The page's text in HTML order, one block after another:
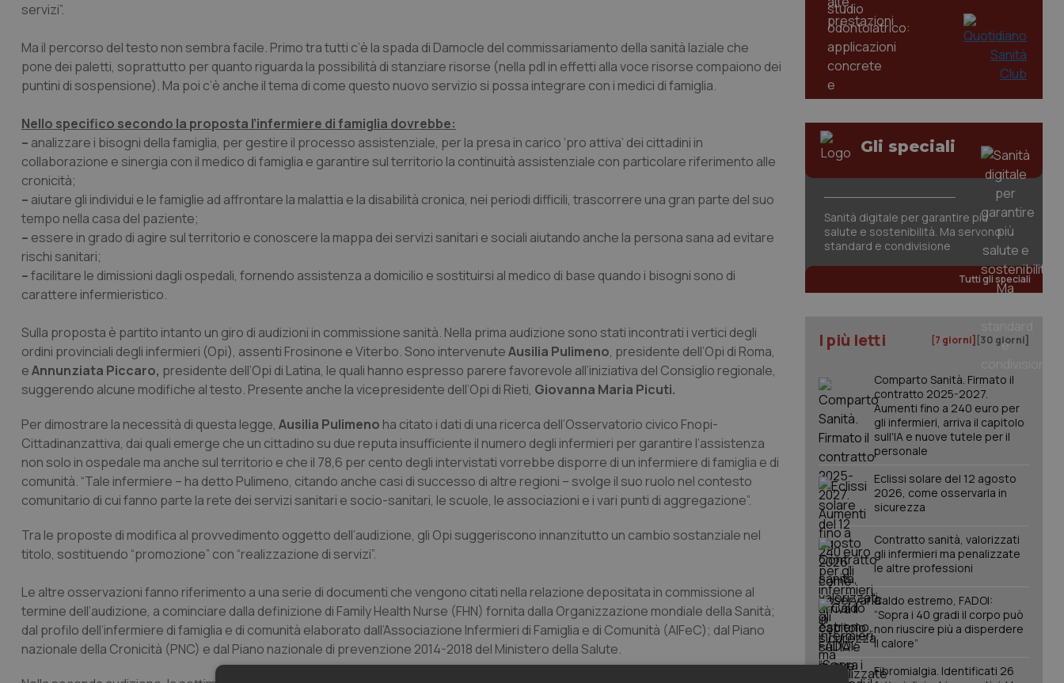
servizi”.
Ma il percorso del testo non sembra facile. Primo tra tutti c’è la spada di Damocle del commissariamento della sanità laziale che
pone dei paletti, soprattutto per quanto riguarda la possibilità di stanziare risorse (nella pdl in effetti alla voce risorse compaiono dei
puntini di sospensione). Ma poi c’è anche il tema di come questo nuovo servizio si possa integrare con i medici di famiglia.
Nello specifico secondo la proposta l’infermiere di famiglia dovrebbe:
– analizzare i bisogni della famiglia, per gestire il processo assistenziale, per la presa in carico ‘pro attiva’ dei cittadini in
collaborazione e sinergia con il medico di famiglia e garantire sul territorio la continuità assistenziale con particolare riferimento alle
cronicità;
– aiutare gli individui e le famiglie ad affrontare la malattia e la disabilità cronica, nei periodi difficili, trascorrere una gran parte del suo
tempo nella casa del paziente;
– essere in grado di agire sul territorio e conoscere la mappa dei servizi sanitari e sociali aiutando anche la persona sana ad evitare
rischi sanitari;
–facilitare le dimissioni dagli ospedali, fornendo assistenza a domicilio e sostituirsi al medico di base quando i bisogni sono di
carattere infermieristico.
Sulla proposta è partito intanto un giro di audizioni in commissione sanità. Nella prima audizione sono stati incontrati i vertici degli
ordini provinciali degli infermieri (Opi), assenti Frosinone e Viterbo. Sono intervenuteAusilia Pulimeno, presidente dell’Opi di Roma,
eAnnunziata Piccaro, presidente dell’Opi di Latina, le quali hanno espresso parere favorevole all’iniziativa del Consiglio regionale,
suggerendo alcune modifiche al testo. Presente anche la vicepresidente dell’Opi di Rieti, Giovanna Maria Picuti.
Per dimostrare la necessità di questa legge, Ausilia Pulimeno ha citato i dati di una ricerca dell’Osservatorio civico Fnopi-
Cittadinanzattiva, dai quali emerge che un cittadino su due reputa insufficiente il numero degli infermieri per garantire l’assistenza
non solo in ospedale ma anche sul territorio e che il 78,6 per cento degli intervistati vorrebbe disporre di un infermiere di famiglia e di
comunità. “Tale infermiere – ha detto Pulimeno, citando anche casi di successo di altre regioni – svolge il suo ruolo nel contesto
comunitario di cui fanno parte la rete dei servizi sanitari e socio-sanitari, le scuole, le associazioni e i vari punti di aggregazione”.
Tra le proposte di modifica al provvedimento oggetto dell’audizione, gli Opi suggeriscono innanzitutto un cambio sostanziale nel
titolo, sostituendo “promozione” con “realizzazione di servizi”.
Le altre osservazioni fanno riferimento a una serie di documenti che vengono citati nella relazione depositata in commissione al
termine dell’audizione, a cominciare dalla definizione di Family Health Nurse (FHN) fornita dalla Organizzazione mondiale della Sanità;
dal profilo dell’infermiere di famiglia e di comunità elaborato dall’Associazione Infermieri di Famiglia e di Comunità (AIFeC); dal Piano
nazionale della Cronicità (PNC) e dal Piano nazionale di prevenzione 2014-2018 del Ministero della Salute.
Gli speciali
Sanità digitale per garantire più
salute e sostenibilità. Ma servono
standard e condivisione
Tutti gli speciali
I più letti [7 giorni] [30 giorni]
Comparto Sanità. Firmato il
contratto 2025-2027.
Aumenti fino a 240 euro per
gli infermieri, arriva il capitolo
sull'IA e nuove tutele per il
personale
Eclissi solare del 12 agosto
2026, come osservarla in
sicurezza
Contratto sanità, valorizzati
gli infermieri ma penalizzate
le altre professioni
Caldo estremo, FADOI:
“Sopra i 40 gradi il corpo può
non riuscire più a disperdere
il calore”
Fibromialgia. Identificati 26